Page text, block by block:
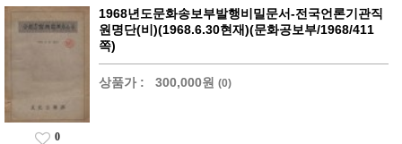
1968년도문화송보부발행비밀문서-전국언론기관직
원명단(비)(1968.6.30현재)(문화공보부/1968/411
쪽)
상품가 : 300,000원 (0)
0